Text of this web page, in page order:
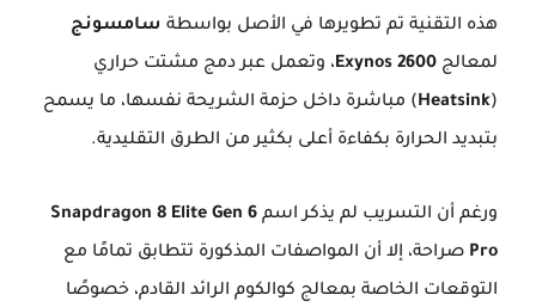
هذه التقنية تم تطويرها في الأصل بواسطة سامسونج
لمعالج Exynos 2600، وتعمل عبر دمج مشتت حراري
(
Heatsink) مباشرة داخل حزمة الشريحة نفسها، ما يسمح
بتبديد الحرارة بكفاءة أعلى بكثير من الطرق التقليدية.
ورغم أن التسريب لم يذكر اسم Snapdragon 8 Elite Gen 6
Pro صراحة، إلا أن المواصفات المذكورة تتطابق تمامًا مع
التوقعات الخاصة بمعالج كوالكوم الرائد القادم، خصوصًا